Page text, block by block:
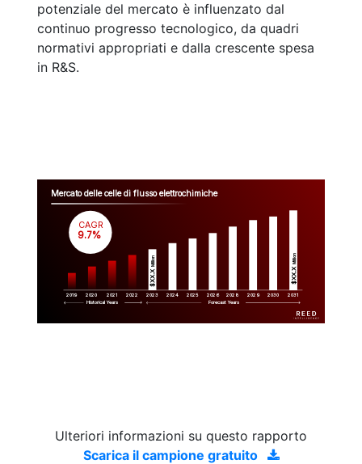
potenziale del mercato è influenzato dal
continuo progresso tecnologico, da quadri
normativi appropriati e dalla crescente spesa
in R&S.
Mercato delle celle di flusso elettrochimiche
2019 2020 2021 2022 2023 2024 2025 2026 2028 2029 2030 2031
$XX.X
Million
$XX.X
Million
CAGR
9.7%
Historical Years Forecast Years
Ulteriori informazioni su questo rapporto
Scarica il campione gratuito